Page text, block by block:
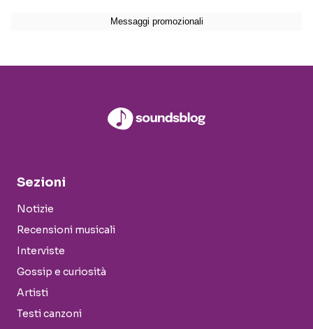
Sezioni
Notizie
Recensioni musicali
Interviste
Gossip e curiosità
Artisti
Testi canzoni